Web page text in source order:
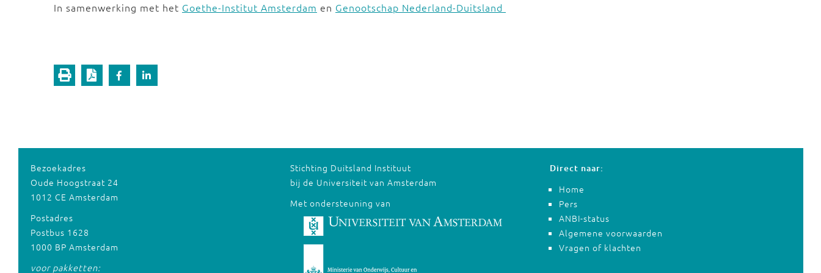
In samenwerking met het Goethe-Institut Amsterdam en Genootschap Nederland-Duitsland
Bezoekadres
Oude Hoogstraat 24
1012 CE Amsterdam
Postadres
Postbus 1628
1000 BP Amsterdam
voor pakketten:
Stichting Duitsland Instituut
bij de Universiteit van Amsterdam
Met ondersteuning van
Direct naar:
Home
Pers
ANBI-status
Algemene voorwaarden
Vragen of klachten